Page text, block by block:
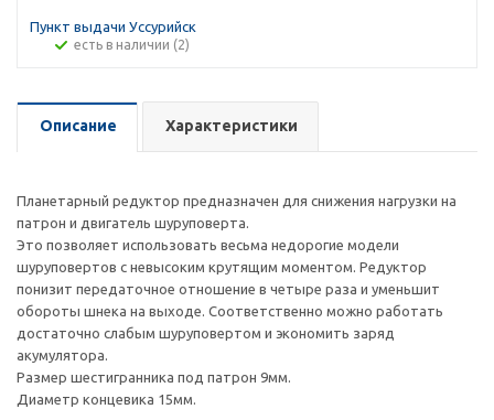
Пункт выдачи Уссурийск
Есть в наличии (2)
Описание Характеристики
Планетарный редуктор предназначен для снижения нагрузки на
патрон и двигатель шуруповерта.
Это позволяет использовать весьма недорогие модели
шуруповертов с невысоким крутящим моментом. Редуктор
понизит передаточное отношение в четыре раза и уменьшит
обороты шнека на выходе. Соответственно можно работать
достаточно слабым шуруповертом и экономить заряд
акумулятора.
Размер шестигранника под патрон 9мм.
Диаметр концевика 15мм.